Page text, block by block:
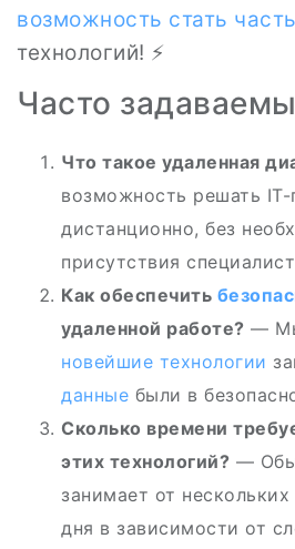
возможность стать
технологий! ⚡
Часто
Что такое удаленная
возможность решать
дистанционно, без
присутствия
Как обеспечить
удаленной работе? —
новейшие технологии
данные были в
Сколько времени
этих технологий? —
занимает от
дня в зависимости от